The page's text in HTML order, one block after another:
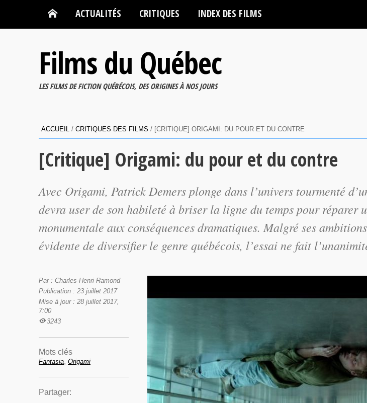
ACTUALITÉS CRITIQUES INDEX DES FILMS
Films du Québec
LES FILMS DE FICTION QUÉBÉCOIS, DES ORIGINES À NOS JOURS
ACCUEIL / CRITIQUES DES FILMS / [CRITIQUE] ORIGAMI: DU POUR ET DU CONTRE
[Critique] Origami: du pour et du contre
Avec Origami, Patrick Demers plonge dans l’univers tourmenté
devra user de son habileté à briser la ligne du temps pour réparer
monumentale aux conséquences dramatiques. Malgré ses
évidente de diversifier le genre québécois, l’essai ne fait
Par : Charles-Henri Ramond
Publication : 23 juillet 2017
Mise à jour : 28 juillet 2017,
7:00
3243
Mots clés
Fantasia, Origami
Partager: